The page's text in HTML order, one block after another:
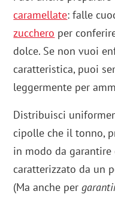
caramellate: falle
zucchero per
dolce. Se non vuoi
caratteristica, puoi
leggermente per
Distribuisci
cipolle che il tonno,
in modo da
caratterizzato da un
(Ma anche per